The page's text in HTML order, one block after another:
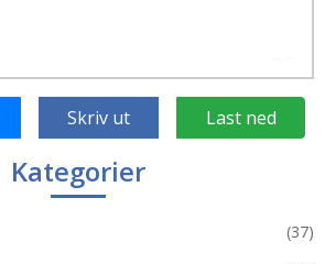
Skriv ut Last ned
Kategorier
(37)